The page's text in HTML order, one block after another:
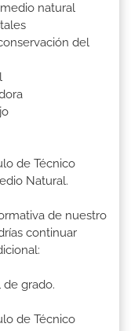
natural
del
de Técnico
Natural.
de nuestro
continuar
grado.
de Técnico